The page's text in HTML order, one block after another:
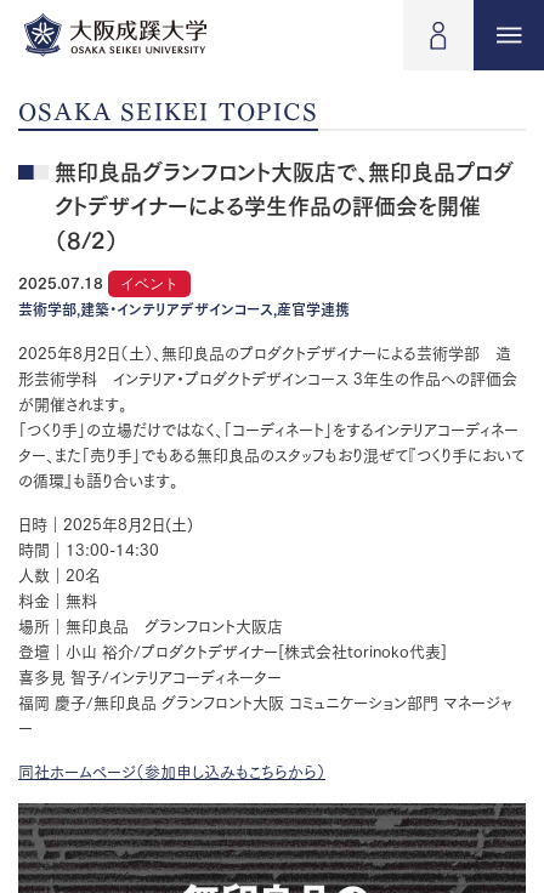
OSAKA SEIKEI TOPICS
無印良品グランフロント大阪店で、無印良品プロダ
クトデザイナーによる学生作品の評価会を開催
（8/2）
2025.07.18 イベント
芸術学部,建築・インテリアデザインコース,産官学連携
2025年8月2日（土）、無印良品のプロダクトデザイナーによる芸術学部 造
形芸術学科 インテリア・プロダクトデザインコース 3年生の作品への評価会
が開催されます。
「つくり手」の立場だけではなく、「コーディネート」をするインテリアコーディネー
ター、また「売り手」でもある無印良品のスタッフもおり混ぜて『つくり手において
の循環』も語り合います。
日時｜2025年8月2日(土)
時間｜13:00-14:30
人数｜20名
料金｜無料
場所｜無印良品 グランフロント大阪店
登壇｜小山 裕介/プロダクトデザイナー[株式会社torinoko代表]
喜多見 智子/インテリアコーディネーター
福岡 慶子/無印良品 グランフロント大阪 コミュニケーション部門 マネージャ
ー
同社ホームページ（参加申し込みもこちらから）